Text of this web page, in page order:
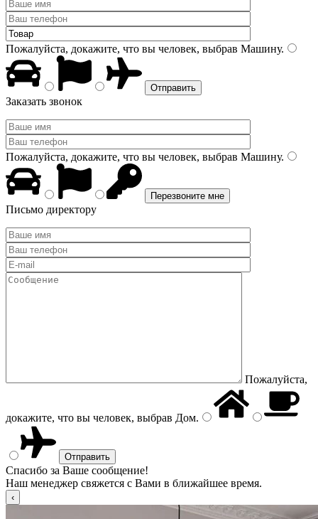
Пожалуйста, докажите, что вы человек, выбрав Машину.
Заказать звонок
Пожалуйста, докажите, что вы человек, выбрав Машину.
Письмо директору
Пожалуйста,
докажите, что вы человек, выбрав Дом.
Спасибо за Ваше сообщение!
Наш менеджер свяжется с Вами в ближайшее время.